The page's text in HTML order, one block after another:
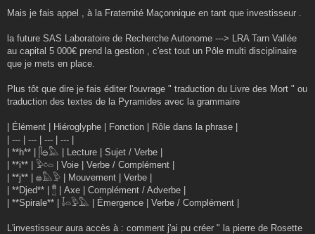
g
Mais je fais appel , à la Fraternité Maçonnique en tant que investisseur .
la future SAS Laboratoire de Recherche Autonome ---> LRA Tarn Vallée
au capital 5 000€ prend la gestion , c'est tout un Pôle multi disciplinaire
que je mets en place.
Plus tôt que dire je fais éditer l'ouvrage " traduction du Livre des Mort " ou
traduction des textes de la Pyramides avec la grammaire
| Élément | Hiéroglyphe | Fonction | Rôle dans la phrase |
| --- | --- | --- | --- |
| **h** | 𓋴𓐍𓅓 | Lecture | Sujet / Verbe |
| **i** | 𓅱𓏌𓏏 | Voie | Verbe / Complément |
| **j** | 𓐍𓅓𓅱 | Mouvement | Verbe |
| **Djed** | 𓊽 | Axe | Complément / Adverbe |
| **Spirale** | 𓄤𓏏𓅱𓅓 | Émergence | Verbe / Complément |
L'investisseur aura accès à : comment j'ai pu créer " la pierre de Rosette